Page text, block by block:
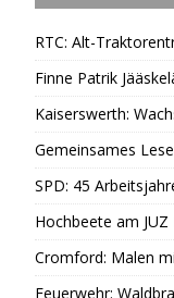
RTC: Alt-
Finne Patrik
Kaiserswerth:
Gemeinsames
SPD: 45
Hochbeete am
Cromford: Malen
Feuerwehr: